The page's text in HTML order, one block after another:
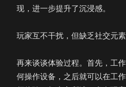
现，进一步提升了沉浸感。
玩家互不干扰，但缺乏社交元素
再来谈谈体验过程。首先，工
何操作设备，之后就可以在工